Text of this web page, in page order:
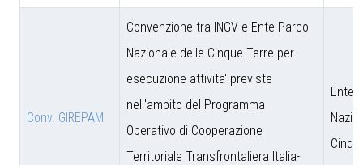
Conv. GIREPAM
Convenzione tra INGV e Ente Parco
Nazionale delle Cinque Terre per
esecuzione attivita' previste
nell'ambito del Programma
Operativo di Cooperazione
Territoriale Transfrontaliera Italia-
Ente